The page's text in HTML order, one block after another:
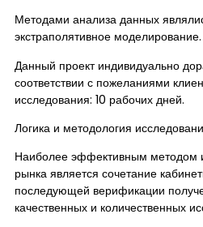
Методами анализа данных
экстраполятивное моделирование.
Данный проект индивидуально
соответствии с пожеланиями
исследования: 10 рабочих дней.
Логика и методология
Наиболее эффективным методом
рынка является сочетание
последующей верификации
качественных и количественных